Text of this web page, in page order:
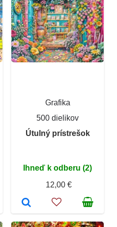
Grafika
500 dielikov
Útulný prístrešok
Ihneď k odberu (2)
12,00 €